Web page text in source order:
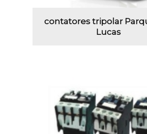
contatores tripolar
Lucas